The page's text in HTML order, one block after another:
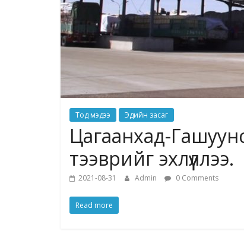
Тод мэдээ Эдийн засаг
Цагаанхад-
тээврийг эхлүүллээ.
2021-08-31 Admin 0 Comments
Read more